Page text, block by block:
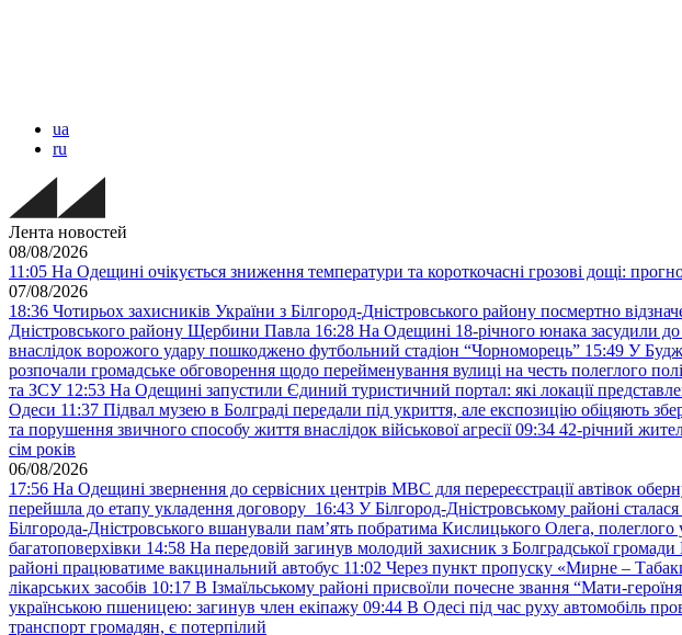
ua
ru
Лента новостей
08/08/2026
11:05 На Одещині очікується зниження температури та короткочасні грозові дощі:
07/08/2026
18:36 Чотирьох захисників України з Білгород-Дністровського району посмертно
Дністровського району Щербини Павла 16:28 На Одещині 18-річного юнака засудили до
внаслідок ворожого удару пошкоджено футбольний стадіон “Чорноморець” 15:49 У
розпочали громадське обговорення щодо перейменування вулиці на честь полеглого
та ЗСУ 12:53 На Одещині запустили Єдиний туристичний портал: які локації
Одеси 11:37 Підвал музею в Болграді передали під укриття, але експозицію обіцяють
та порушення звичного способу життя внаслідок військової агресії 09:34 42-річний
сім років
06/08/2026
17:56 На Одещині звернення до сервісних центрів МВС для перереєстрації автівок
перейшла до етапу укладення договору 16:43 У Білгород-Дністровському районі
Білгорода-Дністровського вшанували пам’ять побратима Кислицького Олега, полеглого
багатоповерхівки 14:58 На передовій загинув молодий захисник з Болградської
районі працюватиме вакцинальний автобус 11:02 Через пункт пропуску «Мирне –
лікарських засобів 10:17 В Ізмаїльському районі присвоїли почесне звання “Мати-
українською пшеницею: загинув член екіпажу 09:44 В Одесі під час руху автомобіль
транспорт громадян, є потерпілий